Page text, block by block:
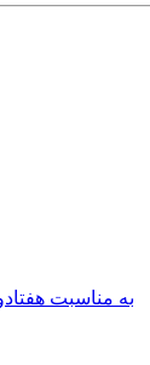
به مناسبت